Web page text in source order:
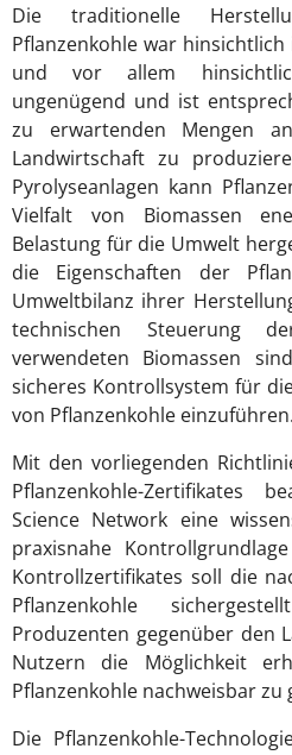
Die traditionelle
Pflanzenkohle war
und vor allem
ungenügend und ist
zu erwartenden Mengen
Landwirtschaft zu
Pyrolyseanlagen kann
Vielfalt von Biomassen
Belastung für die Umwelt
die Eigenschaften der
Umweltbilanz ihrer
technischen Steuerung
verwendeten Biomassen
sicheres Kontrollsystem für
von Pflanzenkohle einzuführen.
Mit den vorliegenden
Pflanzenkohle-Zertifikates
Science Network eine
praxisnahe
Kontrollzertifikates soll die
Pflanzenkohle
Produzenten gegenüber den
Nutzern die Möglichkeit
Pflanzenkohle nachweisbar zu
Die Pflanzenkohle-